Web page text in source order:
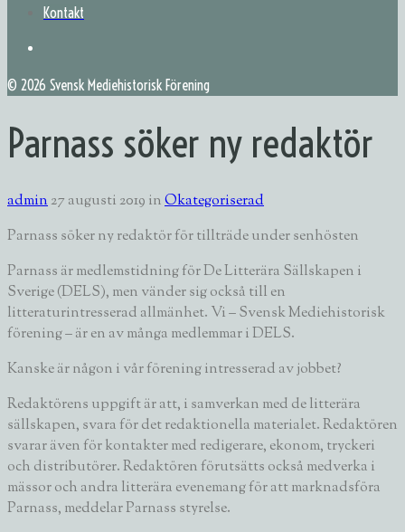
Kontakt
© 2026 Svensk Mediehistorisk Förening
Parnass söker ny redaktör
admin27 augusti 2019 inOkategoriserad
Parnass söker ny redaktör för tillträde under senhösten
Parnass är medlemstidning förDe Litterära Sällskapen i
Sverige (DELS), men vänder sig också till en
litteraturintresserad allmänhet. Vi –Svensk Mediehistorisk
förening– är en av många medlemmar i DELS.
Kanske är någon i vår förening intresserad av jobbet?
Redaktörens uppgift är att, i samverkan med de litterära
sällskapen, svara för det redaktionella materialet. Redaktören
svarar även för kontakter med redigerare, ekonom, tryckeri
och distributörer. Redaktören förutsätts också medverka i
mässor och andra litterära evenemang för att marknadsföra
Parnass, meddelar Parnass styrelse.